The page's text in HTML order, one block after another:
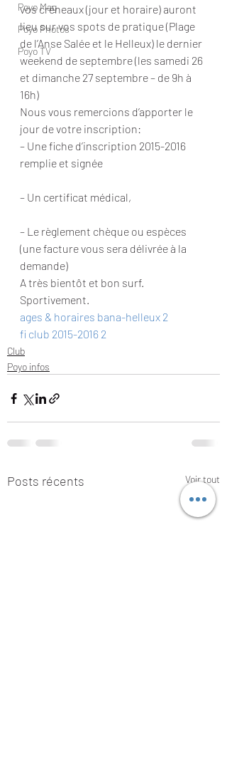
Poyo Mag
Poyo Photos
Poyo TV
vos créneaux (jour et horaire) auront
lieu sur vos spots de pratique (Plage
de l’Anse Salée et le Helleux) le dernier
weekend de septembre (les samedi 26
et dimanche 27 septembre – de 9h à
16h)
Nous vous remercions d’apporter le
jour de votre inscription:
– Une fiche d’inscription 2015-2016
remplie et signée
– Un certificat médical,
– Le règlement chèque ou espèces
(une facture vous sera délivrée à la
demande)
A très bientôt et bon surf.
Sportivement.
ages & horaires bana-helleux 2
fi club 2015-2016 2
Club
Poyo infos
Posts récents Voir tout